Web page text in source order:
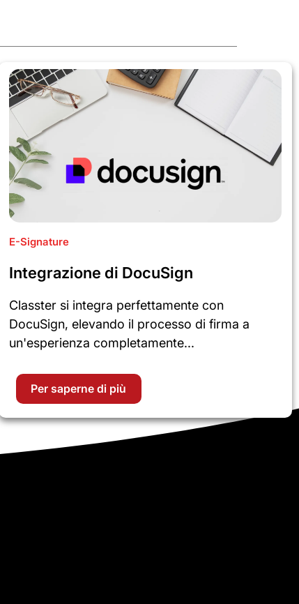
E-Signature
Integrazione di DocuSign
Classter si integra perfettamente con
DocuSign, elevando il processo di firma a
un'esperienza completamente...
Per saperne di più